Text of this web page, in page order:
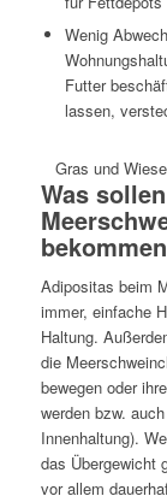
Wenig
Futter
lassen,
Gras und
Was
Adipositas beim
immer, einfache
Haltung.
die
bewegen oder
werden bzw.
Innenhaltung).
das Übergewicht
vor allem